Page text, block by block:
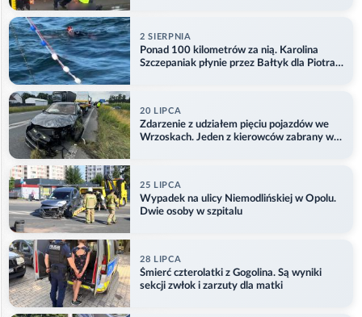
2 SIERPNIA
Ponad 100 kilometrów za nią. Karolina
Szczepaniak płynie przez Bałtyk dla Piotra.
20 LIPCA
Zdarzenie z udziałem pięciu pojazdów we
Wrzoskach. Jeden z kierowców zabrany w
25 LIPCA
Wypadek na ulicy Niemodlińskiej w Opolu.
Dwie osoby w szpitalu
28 LIPCA
Śmierć czterolatki z Gogolina. Są wyniki
sekcji zwłok i zarzuty dla matki